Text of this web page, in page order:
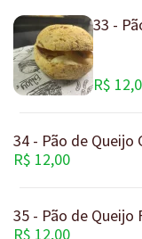
33 -
R$
34 - Pão de Queijo
R$ 12,00
35 - Pão de Queijo
R$ 12,00